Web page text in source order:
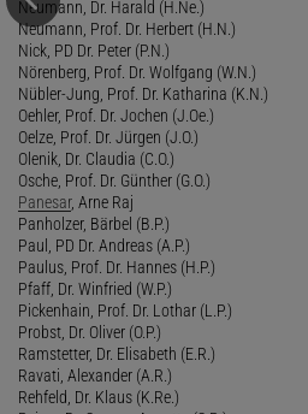
Neumann, Dr. Harald (H.Ne.)
Neumann, Prof. Dr. Herbert (H.N.)
Nick, PD Dr. Peter (P.N.)
Nörenberg, Prof. Dr. Wolfgang (W.N.)
Nübler-Jung, Prof. Dr. Katharina (K.N.)
Oehler, Prof. Dr. Jochen (J.Oe.)
Oelze, Prof. Dr. Jürgen (J.O.)
Olenik, Dr. Claudia (C.O.)
Osche, Prof. Dr. Günther (G.O.)
Panesar, Arne Raj
Panholzer, Bärbel (B.P.)
Paul, PD Dr. Andreas (A.P.)
Paulus, Prof. Dr. Hannes (H.P.)
Pfaff, Dr. Winfried (W.P.)
Pickenhain, Prof. Dr. Lothar (L.P.)
Probst, Dr. Oliver (O.P.)
Ramstetter, Dr. Elisabeth (E.R.)
Ravati, Alexander (A.R.)
Rehfeld, Dr. Klaus (K.Re.)